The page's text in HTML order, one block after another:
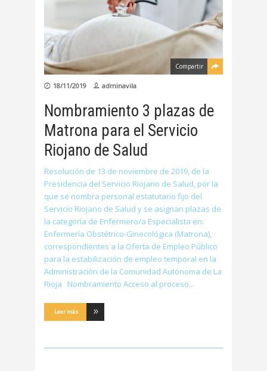
Compartir
18/11/2019 adminavila
Nombramiento 3 plazas de
Matrona para el Servicio
Riojano de Salud
Resolución de 13 de noviembre de 2019, de la
Presidencia del Servicio Riojano de Salud, por la
que se nombra personal estatutario fijo del
Servicio Riojano de Salud y se asignan plazas de
la categoría de Enfermero/a Especialista en:
Enfermería Obstétrico-Ginecológica (Matrona),
correspondientes a la Oferta de Empleo Público
para la estabilización de empleo temporal en la
Administración de la Comunidad Autónoma de La
Rioja Nombramiento Acceso al proceso
Leer más